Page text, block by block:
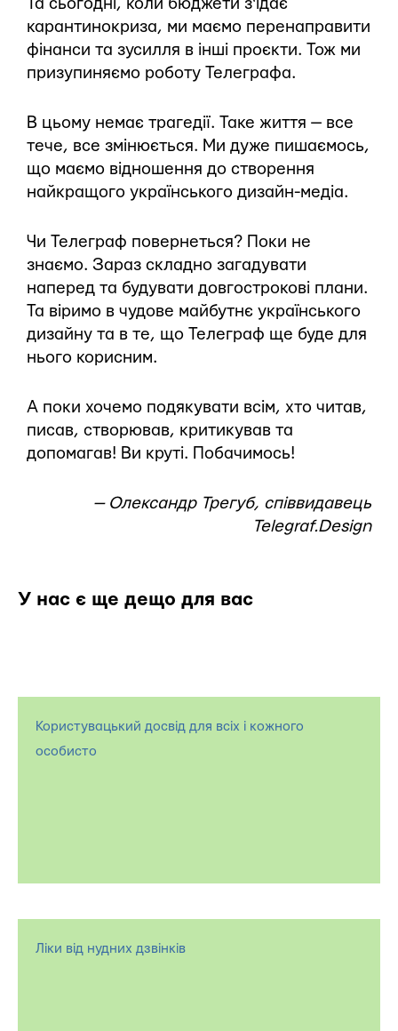
Та сьогодні, коли бюджети з‘їдає
карантинокриза, ми маємо перенаправити
фінанси та зусилля в інші проєкти. Тож ми
призупиняємо роботу Телеграфа.
В цьому немає трагедії. Таке життя — все
тече, все змінюється. Ми дуже пишаємось,
що маємо відношення до створення
найкращого українського дизайн-медіа.
Чи Телеграф повернеться? Поки не
знаємо. Зараз складно загадувати
наперед та будувати довгострокові плани.
Та віримо в чудове майбутнє українського
дизайну та в те, що Телеграф ще буде для
нього корисним.
А поки хочемо подякувати всім, хто читав,
писав, створював, критикував та
допомагав! Ви круті. Побачимось!
— Олександр Трегуб, співвидавець
Telegraf.Design
У нас є ще дещо для вас
Користувацький досвід для всіх і кожного
особисто
Ліки від нудних дзвінків